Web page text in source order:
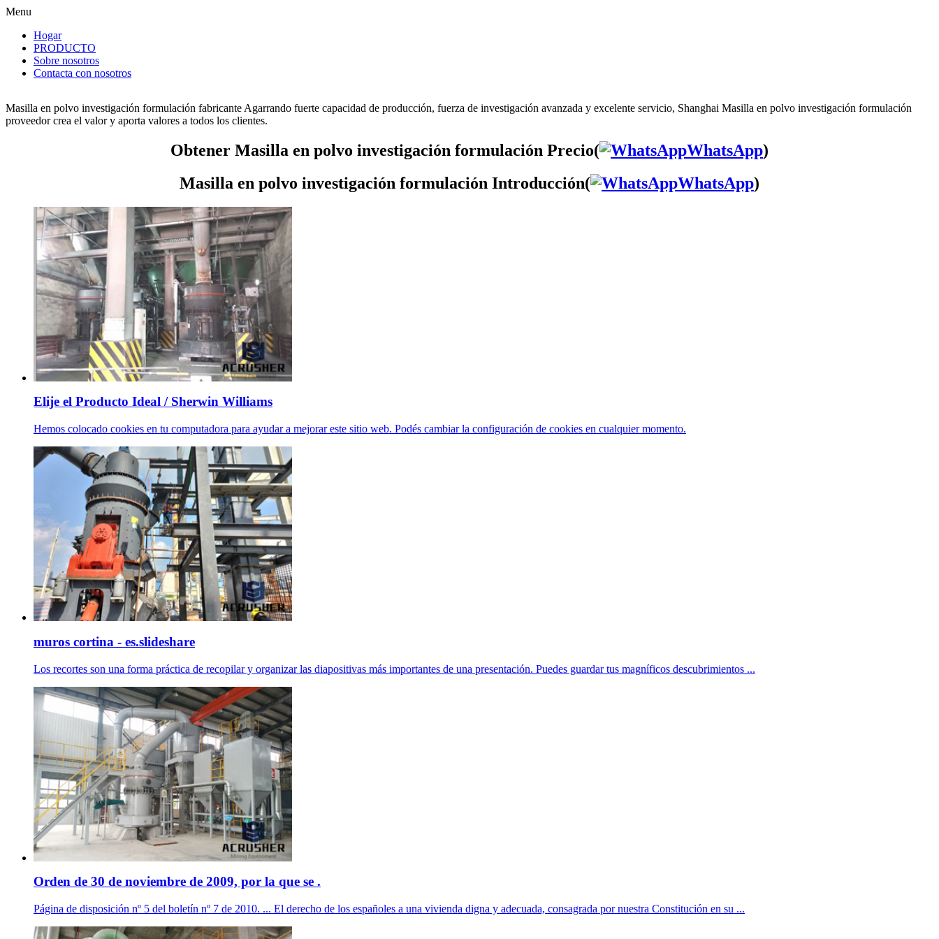
Menu
Hogar
PRODUCTO
Sobre nosotros
Contacta con nosotros
Masilla en polvo investigación formulación fabricante Agarrando fuerte capacidad de producción, fuerza de investigación avanzada y excelente servicio, Shanghai Masilla en polvo investigación formulación
proveedor crea el valor y aporta valores a todos los clientes.
Obtener Masilla en polvo investigación formulación Precio( WhatsApp)
Masilla en polvo investigación formulación Introducción(
WhatsApp)
Elije el Producto Ideal / Sherwin Williams
Hemos colocado cookies en tu computadora para ayudar a mejorar este sitio web. Podés cambiar la configuración de cookies en cualquier momento.
muros cortina - es.slideshare
Los recortes son una forma práctica de recopilar y organizar las diapositivas más importantes de una presentación. Puedes guardar tus magníficos descubrimientos ...
Orden de 30 de noviembre de 2009, por la que se .
Página de disposición nº 5 del boletín nº 7 de 2010. ... El derecho de los españoles a una vivienda digna y adecuada, consagrada por nuestra Constitución en su ...